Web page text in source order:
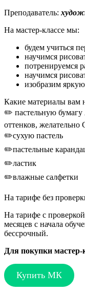
Преподаватель:
На мастер-классе мы:
будем учиться
научимся
потренируемся
научимся
изобразим
Какие материалы вам
✏️ пастельную
оттенков, желательно
✏️сухую пастель
✏️пастельные
✏️ластик
✏️влажные салфетки
На тарифе без
На тарифе с
месяцев с начала
бессрочный.
Для покупки
Купить МК